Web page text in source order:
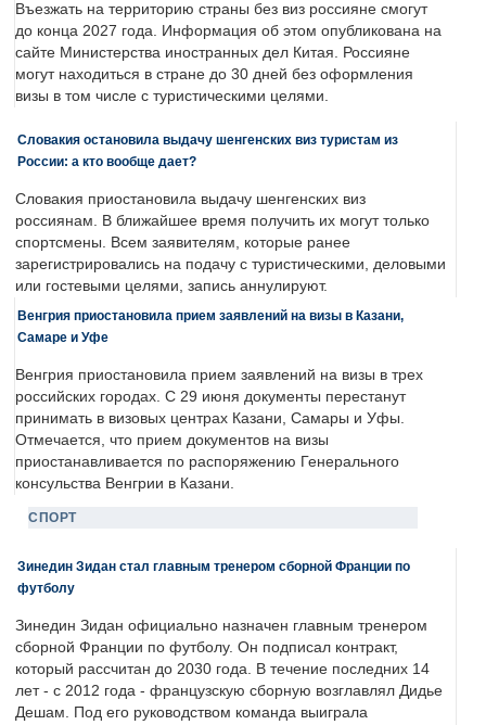
Въезжать на территорию страны без виз россияне смогут
до конца 2027 года. Информация об этом опубликована на
сайте Министерства иностранных дел Китая. Россияне
могут находиться в стране до 30 дней без оформления
визы в том числе с туристическими целями.
Словакия остановила выдачу шенгенских виз туристам из
России: а кто вообще дает?
Словакия приостановила выдачу шенгенских виз
россиянам. В ближайшее время получить их могут только
спортсмены. Всем заявителям, которые ранее
зарегистрировались на подачу с туристическими, деловыми
или гостевыми целями, запись аннулируют.
Венгрия приостановила прием заявлений на визы в Казани,
Самаре и Уфе
Венгрия приостановила прием заявлений на визы в трех
российских городах. С 29 июня документы перестанут
принимать в визовых центрах Казани, Самары и Уфы.
Отмечается, что прием документов на визы
приостанавливается по распоряжению Генерального
консульства Венгрии в Казани.
СПОРТ
Зинедин Зидан стал главным тренером сборной Франции по
футболу
Зинедин Зидан официально назначен главным тренером
сборной Франции по футболу. Он подписал контракт,
который рассчитан до 2030 года. В течение последних 14
лет - с 2012 года - французскую сборную возглавлял Дидье
Дешам. Под его руководством команда выиграла